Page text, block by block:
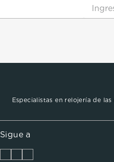
Especialistas en relojería de
Sigue a